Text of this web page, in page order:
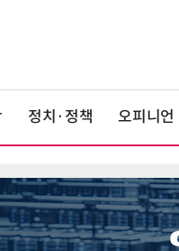
정치·정책 오피니언